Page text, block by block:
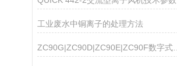
工业废水中铜离子的处理方法
ZC90G|ZC90D|ZC90E|ZC90F数字式高阻计